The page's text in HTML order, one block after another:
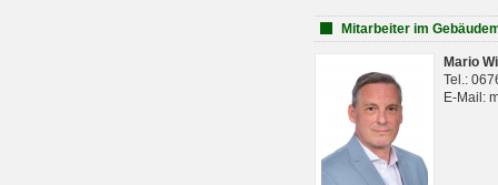
Mitarbeiter im
Mario
Tel.:
E-Mail: